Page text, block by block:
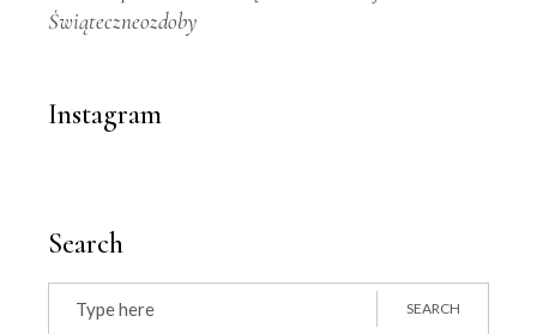
Świąteczneozdoby
Instagram
Search
Search
for:
SEARCH